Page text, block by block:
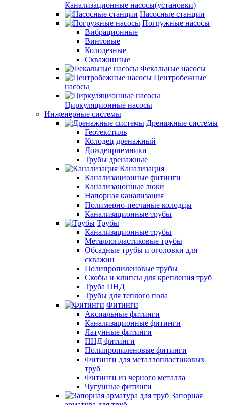
Канализационные насосы(установки)
Насосные станции
Погружные насосы
Вибрационные
Винтовые
Колодезные
Скважинные
Фекальные насосы
Центробежные
насосы
Циркуляционные насосы
Инженерные системы
Дренажные системы
Геотекстиль
Колодец дренажный
Дождеприемники
Трубы дренажные
Канализация
Канализационные фитинги
Канализацонные люки
Напорная канализация
Полимерно-песчаные колодцы
Канализационные трубы
Трубы
Канализационные трубы
Металлопластиковые трубы
Обсадные трубы и оголовки для
скважин
Полипропиленовые трубы
Скобы и клипсы для крепления труб
Труба ПНД
Трубы для теплого пола
Фитинги
Аксиальные фитинги
Канализационные фитинги
Латунные фитинги
ПНД фитинги
Полипропиленовые фитинги
Фитинги для металлопластиковых
труб
Фитинги из черного металла
Чугунные фитинги
Запорная